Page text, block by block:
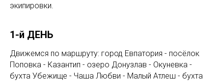
экипировки.
1-й ДЕНЬ
Движемся по маршруту: город Евпатория - посёлок
Поповка - Казантип - озеро Донузлав - Окуневка -
бухта Убежище - Чаша Любви - Малый Атлеш - бухта